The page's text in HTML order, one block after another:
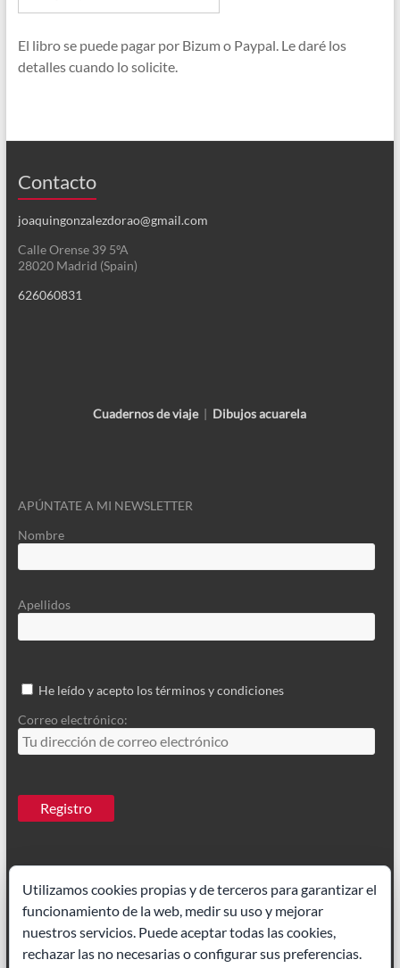
El libro se puede pagar por Bizum o Paypal. Le daré los
detalles cuando lo solicite.
Contacto
joaquingonzalezdorao@gmail.com
Calle Orense 39 5ºA
28020 Madrid (Spain)
626060831
Cuadernos de viaje| Dibujos acuarela
APÚNTATE A MI NEWSLETTER
Nombre
Apellidos
He leído y acepto los términos y condiciones
Correo electrónico:
Ilustrador Madrid|Paisajes acuarela
Utilizamos cookies propias y de terceros para garantizar el
funcionamiento de la web, medir su uso y mejorar
nuestros servicios. Puede aceptar todas las cookies,
rechazar las no necesarias o configurar sus preferencias.